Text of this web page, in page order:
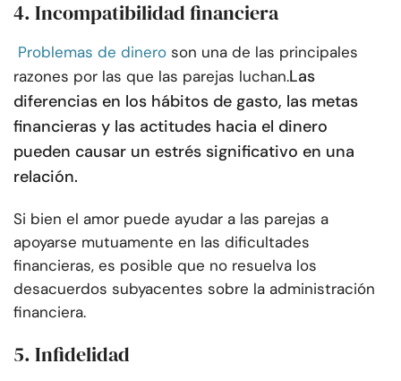
4. Incompatibilidad financiera
Problemas de dinero son una de las principales
razones por las que las parejas luchan.Las
diferencias en los hábitos de gasto, las metas
financieras y las actitudes hacia el dinero
pueden causar un estrés significativo en una
relación.
Si bien el amor puede ayudar a las parejas a
apoyarse mutuamente en las dificultades
financieras, es posible que no resuelva los
desacuerdos subyacentes sobre la administración
financiera.
5. Infidelidad